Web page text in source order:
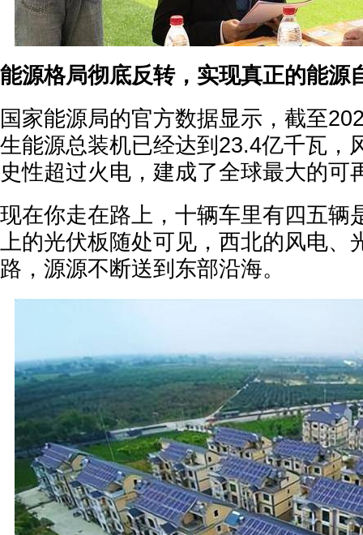
能源格局彻底反转，实现真正的能源
国家能源局的官方数据显示，截至
生能源总装机已经达到23.4亿千瓦，
史性超过火电，建成了全球最大的可
现在你走在路上，十辆车里有四五辆
上的光伏板随处可见，西北的风电、
路，源源不断送到东部沿海。